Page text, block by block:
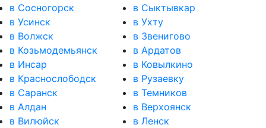
в Сосногорск
в Сыктывкар
в Усинск
в Ухту
в Волжск
в Звенигово
в Козьмодемьянск
в Ардатов
в Инсар
в Ковылкино
в Краснослободск
в Рузаевку
в Саранск
в Темников
в Алдан
в Верхоянск
в Вилюйск
в Ленск